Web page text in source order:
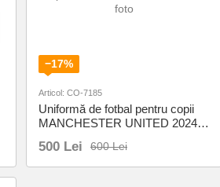
−17%
Articol: CO-7185
Uniformă de fotbal pentru copii
MANCHESTER UNITED 2024
600 Lei
500 Lei